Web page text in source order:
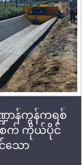
ဍာန်ကွန်ကရစ်
စက် ကိုယ်ပိုင်
သော